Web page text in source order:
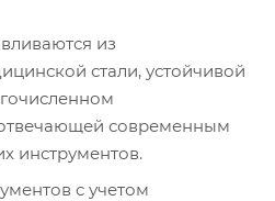
из
стали, устойчивой
современным
инструментов.
с учетом